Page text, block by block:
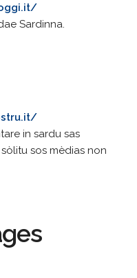
Sardinna.
in sardu sas
sos mèdias non